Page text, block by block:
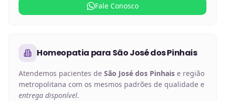
Fale Conosco
Homeopatia para São José dos Pinhais
Atendemos pacientes de São José dos Pinhais e região
metropolitana com os mesmos padrões de qualidade e
entrega disponível.